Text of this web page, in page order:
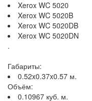
Xerox WC 5020
Xerox WC 5020B
Xerox WC 5020DB
Xerox WC 5020DN
.
Габариты:
0.52x0.37x0.57 м.
Объём:
0.10967 куб. м.